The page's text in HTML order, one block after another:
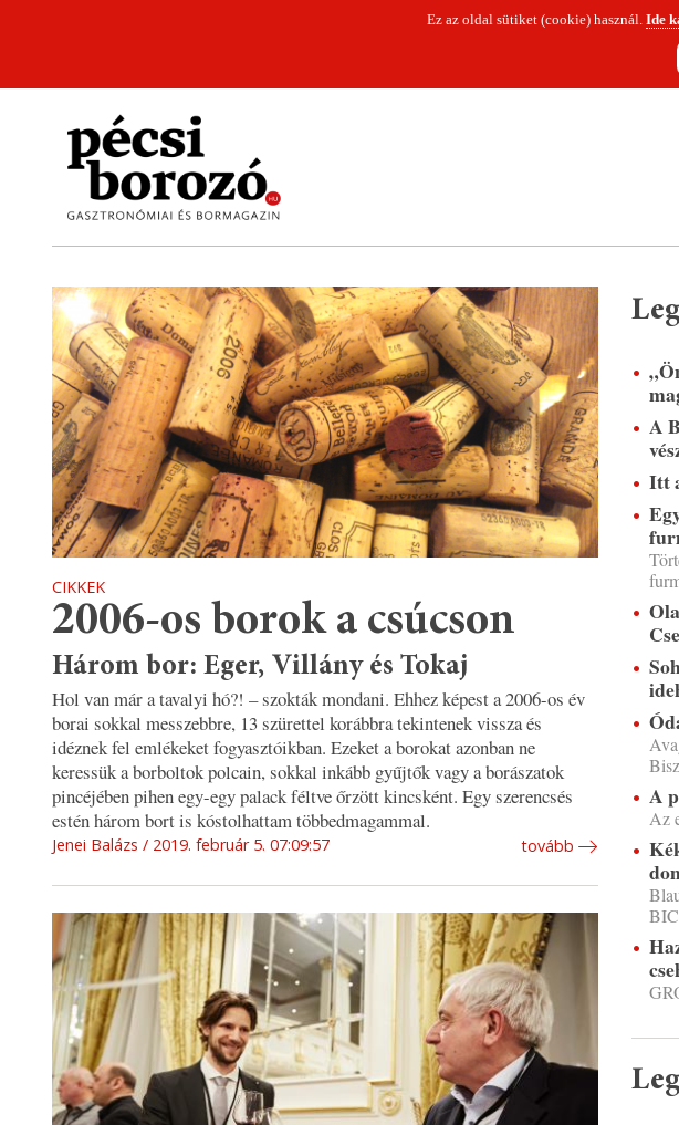
Ez az oldal sütiket (cookie) használ. Ide
CIKKEK
2006-os borok a csúcson
Három bor: Eger, Villány és Tokaj
Hol van már a tavalyi hó?! – szokták mondani. Ehhez képest a 2006-os év
borai sokkal messzebbre, 13 szürettel korábbra tekintenek vissza és
idéznek fel emlékeket fogyasztóikban. Ezeket a borokat azonban ne
keressük a borboltok polcain, sokkal inkább gyűjtők vagy a borászatok
pincéjében pihen egy-egy palack féltve őrzött kincsként. Egy szerencsés
estén három bort is kóstolhattam többedmagammal.
Jenei Balázs 2019. február 5. 07:09:57 tovább
A
Itt
A
Az